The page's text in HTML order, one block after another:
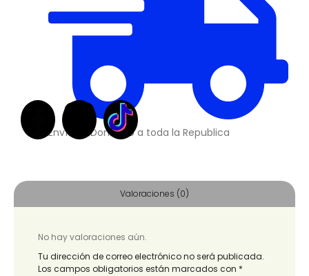
Envíos a Domicilio a toda la Republica
Valoraciones (0)
No hay valoraciones aún.
Tu dirección de correo electrónico no será publicada.
Los campos obligatorios están marcados con *